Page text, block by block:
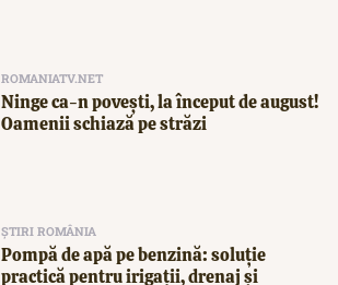
ROMANIATV.NET
Ninge ca-n povești, la început de august!
Oamenii schiază pe străzi
ȘTIRI ROMÂNIA
Pompă de apă pe benzină: soluție
practică pentru irigații, drenaj și